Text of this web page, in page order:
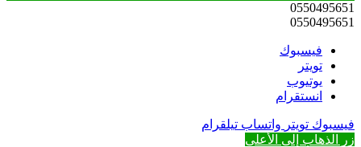
0550495651
0550495651
فيسبوك
تويتر
يوتيوب
انستقرام
فيسبوك تويتر واتساب تيلقرام
زر الذهاب إلى الأعلى